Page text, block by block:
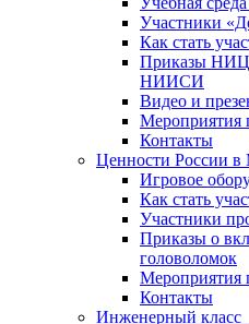
Участники
Как стать
Приказы НИЦ
НИИСИ
Видео и
Мероприятия
Контакты
Ценности России в
Игровое
Как стать
Участники
Приказы о
головоломок
Мероприятия
Контакты
Инженерный класс